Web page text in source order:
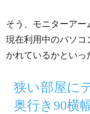
そう、モニターアー
現在利用中のパソコ
かれているかといっ
狭い部屋に
奥行き90横